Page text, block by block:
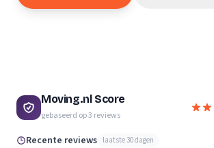
Moving.nl Score
gebaseerd op3 reviews
Recente reviews laatste 30 dagen